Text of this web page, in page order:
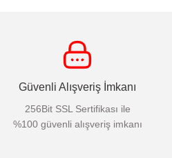
Güvenli Alışveriş İmkanı
256Bit SSL Sertifikası ile
%100 güvenli alışveriş imkanı